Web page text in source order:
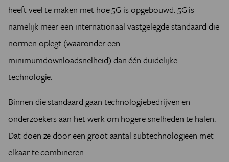
heeft veel te maken met hoe 5G is opgebouwd. 5G is
namelijk meer een internationaal vastgelegde standaard die
normen oplegt (waaronder een
minimumdownloadsnelheid) dan één duidelijke
technologie.
Binnen die standaard gaan technologiebedrijven en
onderzoekers aan het werk om hogere snelheden te halen.
Dat doen ze door een groot aantal subtechnologieën met
elkaar te combineren.